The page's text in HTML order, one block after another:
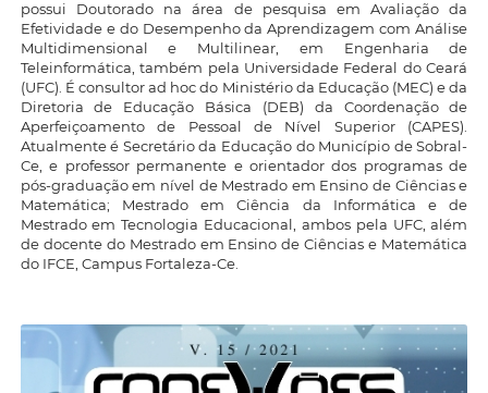
possui Doutorado na área de pesquisa em Avaliação da
Efetividade e do Desempenho da Aprendizagem com Análise
Multidimensional e Multilinear, em Engenharia de
Teleinformática, também pela Universidade Federal do Ceará
(UFC). É consultor ad hoc do Ministério da Educação (MEC) e da
Diretoria de Educação Básica (DEB) da Coordenação de
Aperfeiçoamento de Pessoal de Nível Superior (CAPES).
Atualmente é Secretário da Educação do Município de Sobral-
Ce, e professor permanente e orientador dos programas de
pós-graduação em nível de Mestrado em Ensino de Ciências e
Matemática; Mestrado em Ciência da Informática e de
Mestrado em Tecnologia Educacional, ambos pela UFC, além
de docente do Mestrado em Ensino de Ciências e Matemática
do IFCE, Campus Fortaleza-Ce.